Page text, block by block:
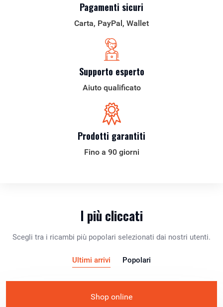
Pagamenti sicuri
Carta, PayPal, Wallet
Supporto esperto
Aiuto qualificato
Prodotti garantiti
Fino a 90 giorni
I più cliccati
Scegli tra i ricambi più popolari selezionati dai nostri utenti.
Ultimi arrivi Popolari
Shop online